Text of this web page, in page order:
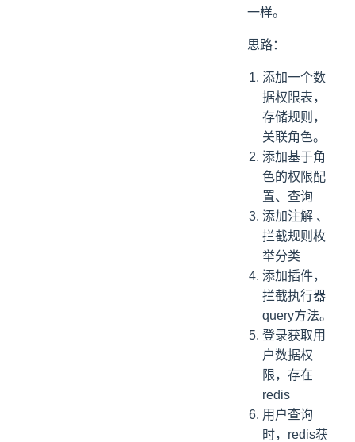
一样。
思路：
添加一个数
据权限表，
存储规则，
关联角色。
添加基于角
色的权限配
置、查询
添加注解 、
拦截规则枚
举分类
添加插件，
拦截执行器
query方法。
登录获取用
户数据权
限，存在
redis
用户查询
时，redis获